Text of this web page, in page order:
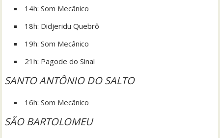
14h: Som Mecânico
18h: Didjeridu Quebrô
19h: Som Mecânico
21h: Pagode do Sinal
SANTO ANTÔNIO DO SALTO
16h: Som Mecânico
SÃO BARTOLOMEU